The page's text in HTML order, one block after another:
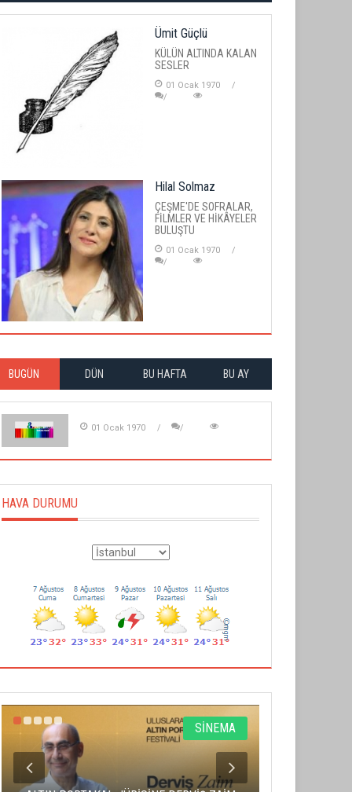
Ümit Güçlü
KÜLÜN ALTINDA KALAN
SESLER
01 Ocak 1970
Hilal Solmaz
ÇEŞME'DE SOFRALAR,
FİLMLER VE HİKÂYELER
BULUŞTU
01 Ocak 1970
BUGÜN DÜN BU HAFTA BU AY
01 Ocak 1970
HAVA DURUMU
SİNEMA